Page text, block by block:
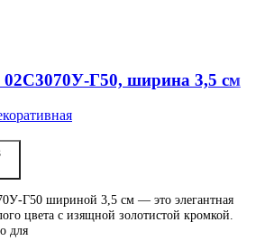
02С3070У-Г50, ширина 3,5 см
Г50 шириной 3,5 см — это элегантная
цвета с изящной золотистой кромкой.
для